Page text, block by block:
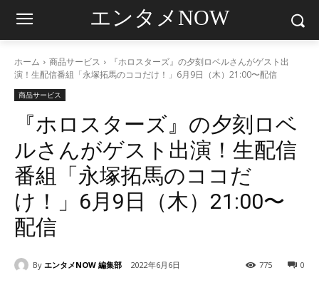
エンタメNOW
ホーム 商品サービス
『ホロスターズ』の夕刻ロベルさんがゲスト出
演！生配信番組「永塚拓馬のココだけ！」6月9日（木）21:00〜配信
商品サービス
『ホロスターズ』の夕刻ロベ
ルさんがゲスト出演！生配信
番組「永塚拓馬のココだ
け！」6月9日（木）21:00〜
配信
By エンタメNOW 編集部 2022年6月6日 0
775